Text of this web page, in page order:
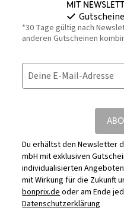
Mit
Gutscheine
*30 Tage gültig nach
anderen Gutscheinen
Deine E-Mail-Adresse
Du erhältst den Newsletter
mbH mit exklusiven
individualisierten
mit Wirkung für die Zukunft
bonprix.deoder am Ende
Datenschutzerklärung